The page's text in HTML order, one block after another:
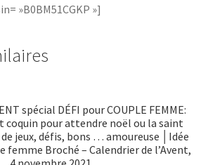
»B0BM51CGKP »]
spécial DÉFI pour COUPLE FEMME:
coquin pour attendre noël ou la saint
jeux, défis, bons … amoureuse │Idée
femme Broché – Calendrier de l’Avent,